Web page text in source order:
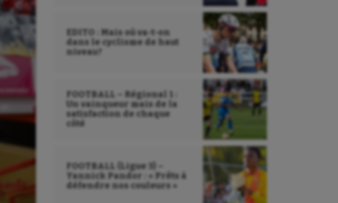
EDITO : Mais où va-t-on
dans le cyclisme de haut
niveau?
FOOTBALL – Régional 1 :
Un vainqueur mais de la
satisfaction de chaque
côté
FOOTBALL (Ligue 3) –
Yannick Pandor : « Prêts à
défendre nos couleurs »